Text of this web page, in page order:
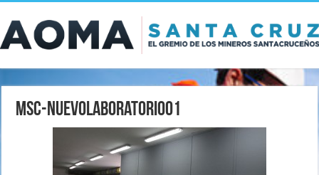
MSC-NuevoLaboratorio01